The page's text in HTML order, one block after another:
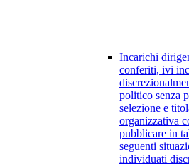
Incarichi
conferiti, ivi
politico senza
selezione e
organizzativa
pubblicare in
seguenti
individuati